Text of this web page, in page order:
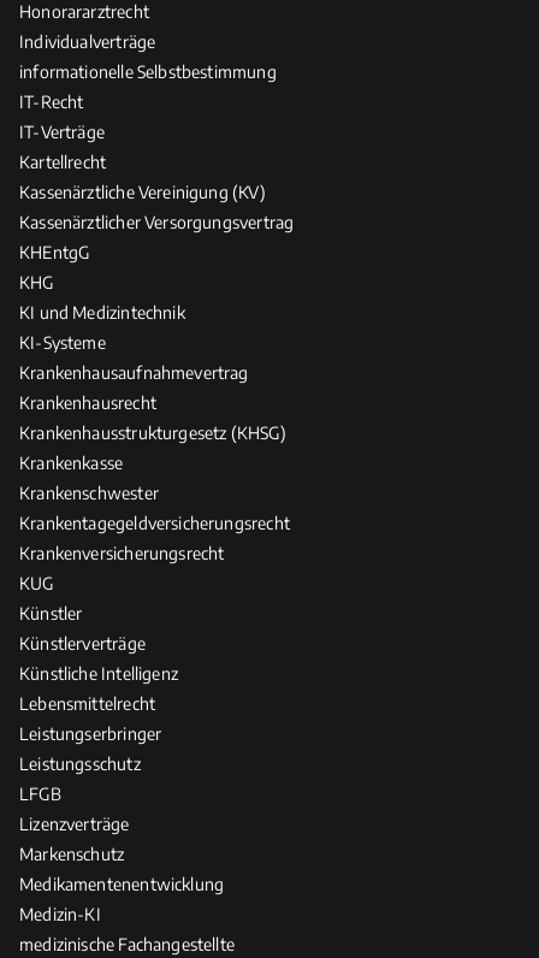
Honorararztrecht
Individualverträge
informationelle Selbstbestimmung
IT-Recht
IT-Verträge
Kartellrecht
Kassenärztliche Vereinigung (KV)
Kassenärztlicher Versorgungsvertrag
KHEntgG
KHG
KI und Medizintechnik
KI-Systeme
Krankenhausaufnahmevertrag
Krankenhausrecht
Krankenhausstrukturgesetz (KHSG)
Krankenkasse
Krankenschwester
Krankentagegeldversicherungsrecht
Krankenversicherungsrecht
KUG
Künstler
Künstlerverträge
Künstliche Intelligenz
Lebensmittelrecht
Leistungserbringer
Leistungsschutz
LFGB
Lizenzverträge
Markenschutz
Medikamentenentwicklung
Medizin-KI
medizinische Fachangestellte